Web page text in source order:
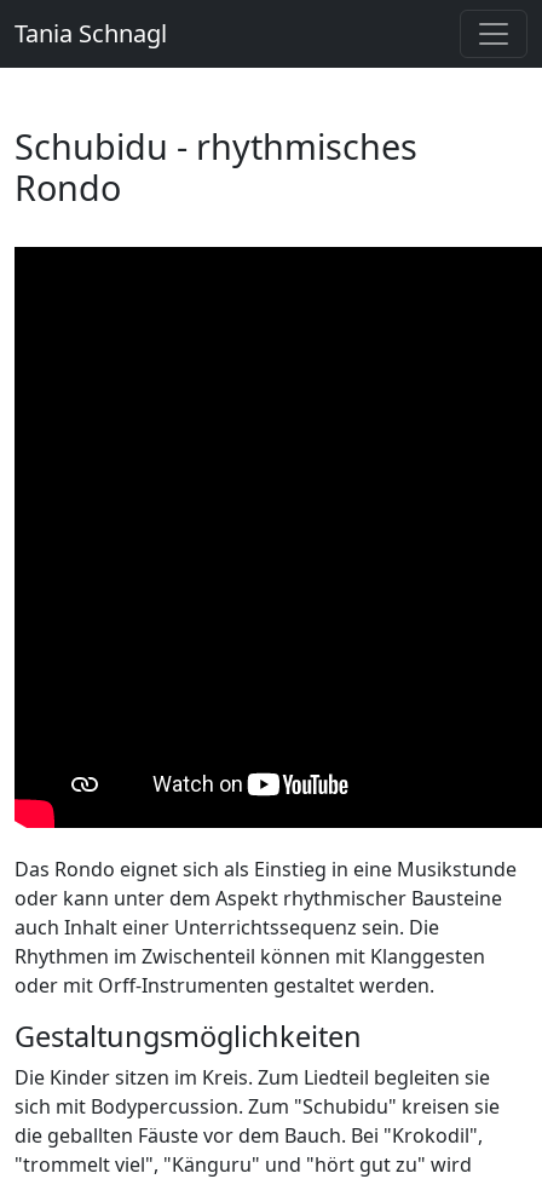
Tania Schnagl
Schubidu - rhythmisches
Rondo
Das Rondo eignet sich als Einstieg in eine Musikstunde
oder kann unter dem Aspekt rhythmischer Bausteine
auch Inhalt einer Unterrichtssequenz sein. Die
Rhythmen im Zwischenteil können mit Klanggesten
oder mit Orff-Instrumenten gestaltet werden.
Gestaltungsmöglichkeiten
Die Kinder sitzen im Kreis. Zum Liedteil begleiten sie
sich mit Bodypercussion. Zum "Schubidu" kreisen sie
die geballten Fäuste vor dem Bauch. Bei "Krokodil",
"trommelt viel", "Känguru" und "hört gut zu" wird